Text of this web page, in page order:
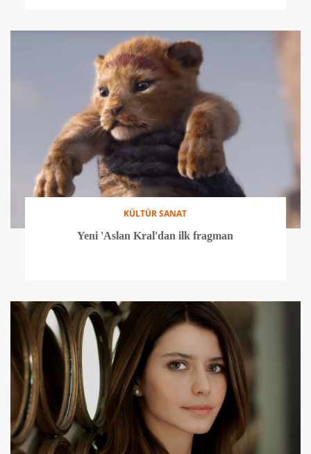
KÜLTÜR SANAT
Yeni 'Aslan Kral'dan ilk fragman